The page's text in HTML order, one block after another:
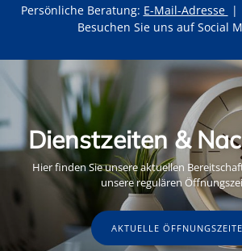
Persönliche Beratung: E-Mail-Adresse |
Besuchen Sie uns auf Social
Dienstzeiten &
Hier finden Sie unsere aktuellen
unsere regulären
AKTUELLE